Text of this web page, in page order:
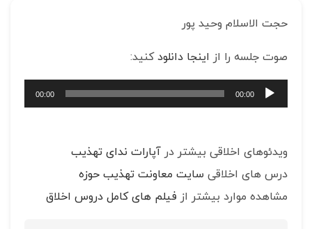
حجت الاسلام وحید پور
صوت جلسه را از اینجا دانلودکنید:
پخش‌کننده
صوت
00:00
00:00
ویدئوهای اخلاقی بیشتر در آپارات ندای تهذیب
درس های اخلاقی سایت معاونت تهذیب حوزه
مشاهده موارد بیشتر از فیلم های کامل دروس اخلاق